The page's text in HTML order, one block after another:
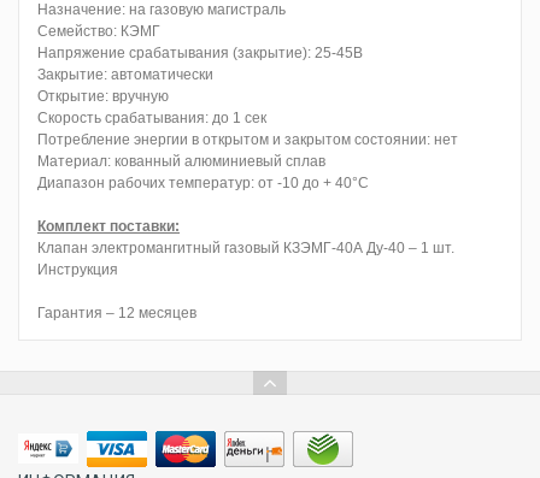
Назначение: на газовую магистраль
Семейство: КЭМГ
Напряжение срабатывания (закрытие): 25-45В
Закрытие: автоматически
Открытие: вручную
Скорость срабатывания: до 1 сек
Потребление энергии в открытом и закрытом состоянии: нет
Материал: кованный алюминиевый сплав
Диапазон рабочих температур: от -10 до + 40°C
Комплект поставки:
Клапан электромангитный газовый КЗЭМГ-40А Ду-40 – 1 шт.
Инструкция
Гарантия – 12 месяцев